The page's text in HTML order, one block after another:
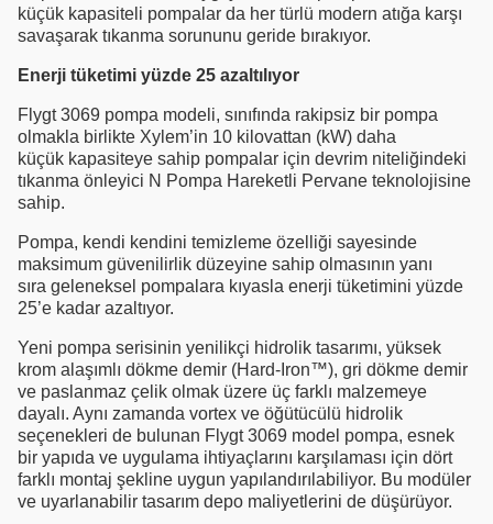
küçük kapasiteli pompalar da her türlü modern atığa karşı
savaşarak tıkanma sorununu geride bırakıyor.
Enerji tüketimi yüzde 25 azaltılıyor
Flygt 3069 pompa modeli, sınıfında rakipsiz bir pompa
olmakla birlikte Xylem’in 10 kilovattan (kW) daha
küçük kapasiteye sahip pompalar için devrim niteliğindeki
tıkanma önleyici N Pompa Hareketli Pervane teknolojisine
sahip.
Pompa, kendi kendini temizleme özelliği sayesinde
maksimum güvenilirlik düzeyine sahip olmasının yanı
sıra geleneksel pompalara kıyasla enerji tüketimini yüzde
25’e kadar azaltıyor.
Yeni pompa serisinin yenilikçi hidrolik tasarımı, yüksek
krom alaşımlı dökme demir (Hard-Iron™), gri dökme demir
ve paslanmaz çelik olmak üzere üç farklı malzemeye
dayalı. Aynı zamanda vortex ve öğütücülü hidrolik
seçenekleri de bulunan Flygt 3069 model pompa, esnek
bir yapıda ve uygulama ihtiyaçlarını karşılaması için dört
farklı montaj şekline uygun yapılandırılabiliyor. Bu modüler
ve uyarlanabilir tasarım depo maliyetlerini de düşürüyor.